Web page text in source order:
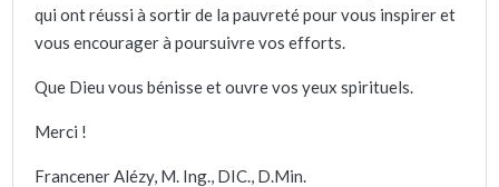
qui ont réussi à sortir de la pauvreté pour vous inspirer et
vous encourager à poursuivre vos efforts.
Que Dieu vous bénisse et ouvre vos yeux spirituels.
Merci !
Francener Alézy, M. Ing., DIC., D.Min.